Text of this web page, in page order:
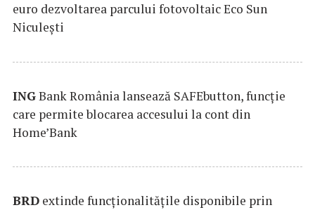
euro dezvoltarea parcului fotovoltaic Eco Sun
Niculești
INGBank România lansează SAFEbutton, funcţie
care permite blocarea accesului la cont din
Home’Bank
BRD extinde funcţionalităţile disponibile prin